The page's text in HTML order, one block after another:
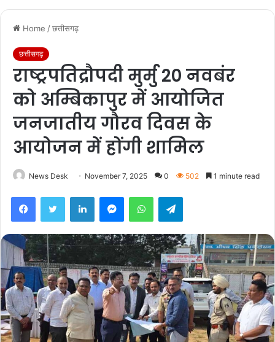
Home /छत्तीसगढ़
छत्तीसगढ़
राष्ट्रपतिद्रौपदी मुर्मु 20 नवबंर
को अम्बिकापुर में आयोजित
जनजातीय गौरव दिवस के
आयोजन में होंगी शामिल
News Desk November 7, 2025 0 502 1 minute read